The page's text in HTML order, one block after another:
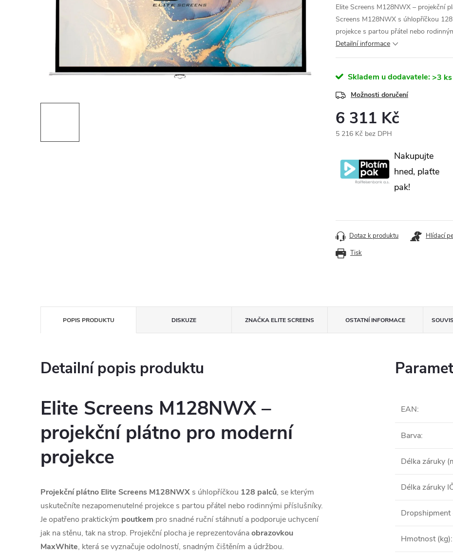
Elite Screens M128NWX – projekční
Screens M128NWX s úhlopříčkou
projekce s partou přátel nebo
Detailní informace
Skladem u dodavatele:>3 ks
Možnosti doručení
6 311 Kč
5 216 Kč bez DPH
Nakupujte
hned, plaťte
pak!
Tisk
Dotaz k produktu Hlídací
POPIS PRODUKTU DISKUZE ZNAČKAELITE SCREENS OSTATNÍ INFORMACE
Detailní popis produktu
Elite Screens M128NWX –
projekční plátno pro moderní
projekce
Projekční plátno Elite Screens M128NWX s úhlopříčkou 128 palců, se kterým
uskutečníte nezapomenutelné projekce s partou přátel nebo rodinnými příslušníky.
Je opatřeno praktickým poutkem pro snadné ruční stáhnutí a podporuje uchycení
jak na stěnu, tak na strop. Projekční plocha je reprezentovánaobrazovkou
MaxWhite, která se vyznačuje odolností, snadným čištěním a údržbou.
EAN:
Barva:
Délka záruky
Délka záruky
Hmotnost (kg):